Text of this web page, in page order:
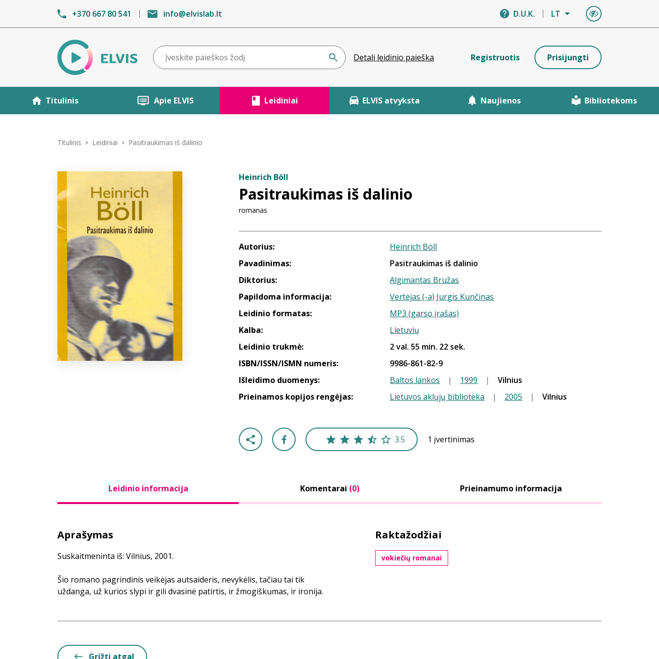
+370 667 80 541 info@elvislab.lt D.U.K. LT
Detali leidinio paieška Registruotis Prisijungti
Titulinis Apie ELVIS Leidiniai ELVIS atvyksta Naujienos Bibliotekoms
Titulinis Leidiniai Pasitraukimas iš dalinio
Heinrich Böll
Pasitraukimas iš dalinio
romanas
Autorius:
Heinrich Böll
Pavadinimas:
Pasitraukimas iš dalinio
Diktorius:
Algimantas Bružas
Papildoma informacija:
Vertėjas (-a) Jurgis Kunčinas
Leidinio formatas:
MP3 (garso įrašas)
Kalba:
Lietuvių
Leidinio trukmė:
2 val. 55 min. 22 sek.
ISBN/ISSN/ISMN numeris:
9986-861-82-9
Išleidimo duomenys:
Baltos lankos | 1999 |
Vilnius
Prieinamos kopijos rengėjas:
Lietuvos aklųjų biblioteka | 2005 | Vilnius
3.5 1 įvertinimas
Leidinio informacija Komentarai (0) Prieinamumo informacija
Aprašymas
Suskaitmeninta iš: Vilnius, 2001.
Šio romano pagrindinis veikėjas autsaideris, nevykėlis, tačiau tai tik
uždanga, už kurios slypi ir gili dvasinė patirtis, ir žmogiškumas, ir ironija.
Raktažodžiai
vokiečių romanai
Grįžti atgal